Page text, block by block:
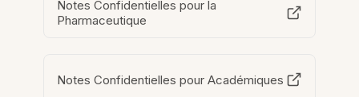
Notes Confidentielles pour la
Pharmaceutique
Notes Confidentielles pour Académiques